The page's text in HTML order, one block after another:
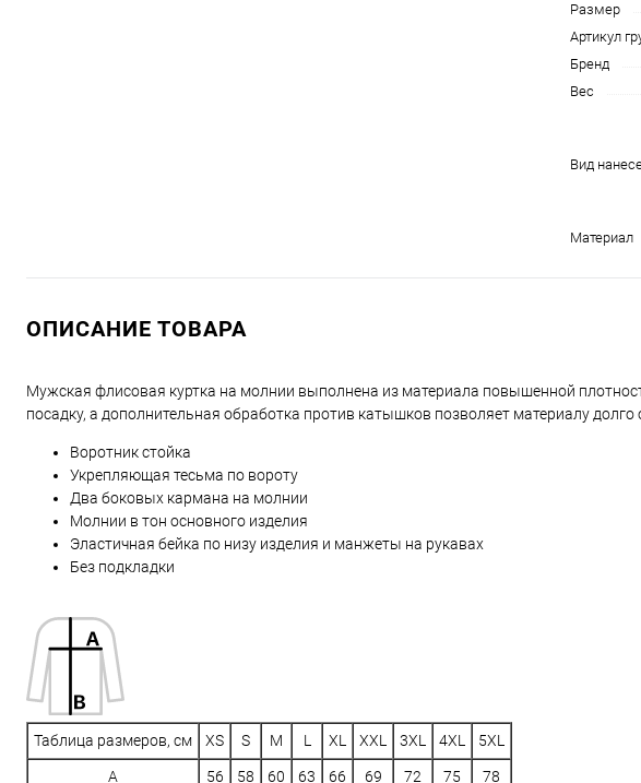
Размер
Артикул
Бренд
Вес
Вид
Материал
ОПИСАНИЕ ТОВАРА
Мужская флисовая куртка на молнии выполнена из материала повышенной
посадку, а дополнительная обработка против катышков позволяет материалу
Воротник стойка
Укрепляющая тесьма по вороту
Два боковых кармана на молнии
Молнии в тон основного изделия
Эластичная бейка по низу изделия и манжеты на рукавах
Без подкладки
Таблица размеров, см XS S M L XL XXL 3XL 4XL 5XL
A 56 58 60 63 66 69 72 75 78